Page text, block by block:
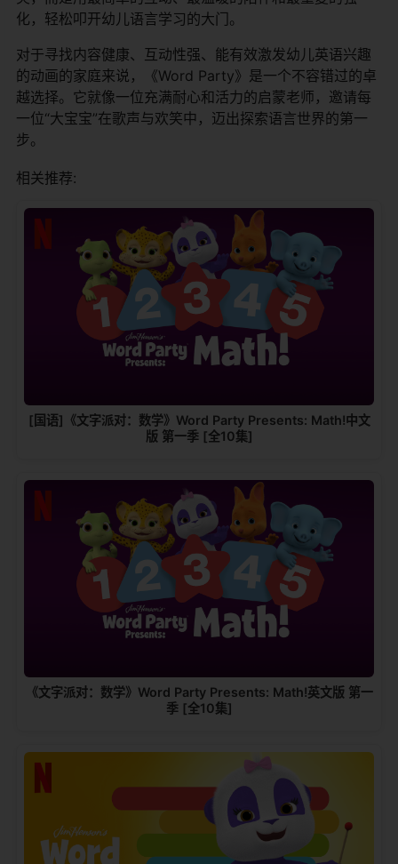
化，轻松叩开幼儿语言学习的大门。
对于寻找内容健康、互动性强、能有效激发幼儿英语兴趣
的动画的家庭来说，《Word Party》是一个不容错过的卓
越选择。它就像一位充满耐心和活力的启蒙老师，邀请每
一位“大宝宝”在歌声与欢笑中，迈出探索语言世界的第一
步。
相关推荐:
[国语]《文字派对：数学》Word Party Presents: Math!中文
版 第一季 [全10集]
《文字派对：数学》Word Party Presents: Math!英文版 第一
季 [全10集]